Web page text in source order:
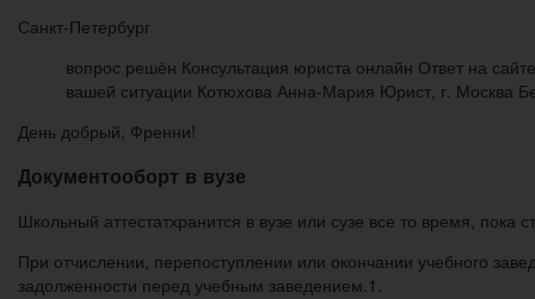
Санкт-Петербург
вопрос решён Консультация юриста онлайн Ответ на
вашей ситуации Котюхова Анна-Мария Юрист, г. Москва
День добрый, Френни!
Документооборт в вузе
Школьный аттестатхранится в вузе или сузе все то время, пока
При отчислении, перепоступлении или окончании учебного
задолженности перед учебным заведением.1.